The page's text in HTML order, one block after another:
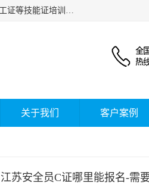
杰森教育专业提供电工证报名、安全员报名考试、特种作业操作证、操作证、宁夏电工,电工证、焊工证、钳工证等技能证培训课程。
关于我们 客户案例
江苏安全员C证哪里能报名-需